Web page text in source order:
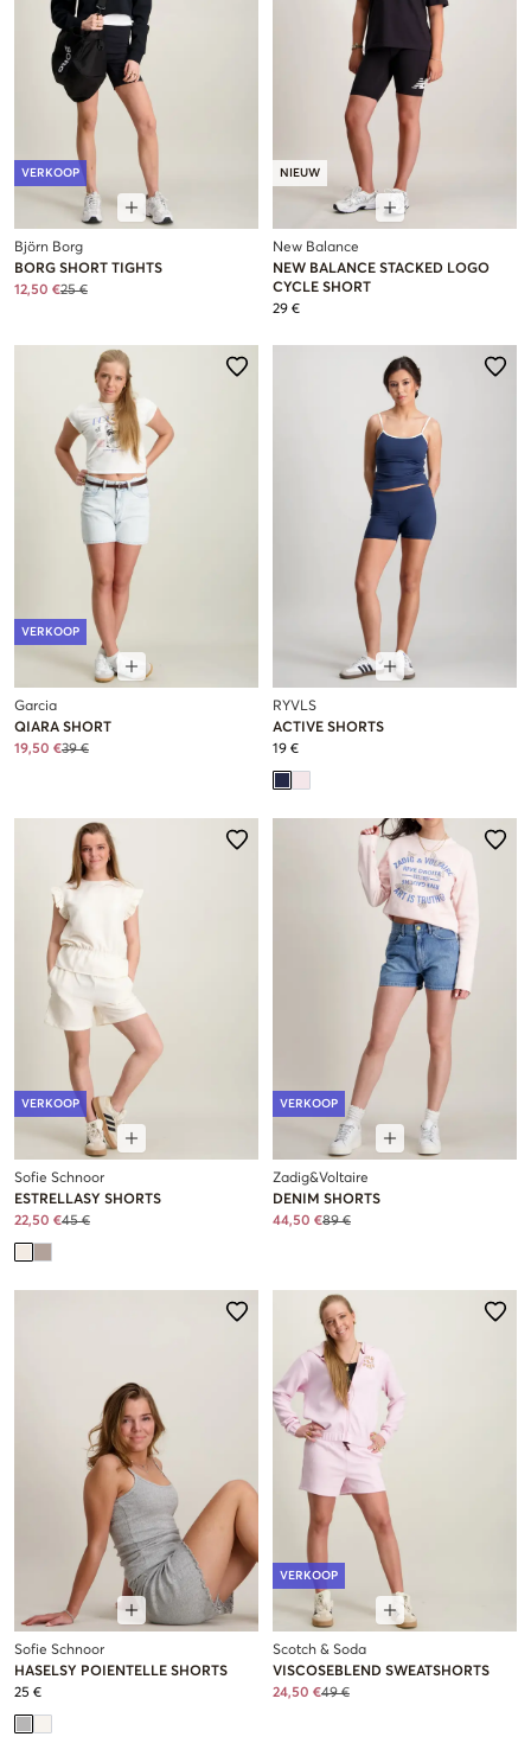
VERKOOP
Björn Borg
BORG SHORT TIGHTS
12,50 €25 €
NIEUW
New Balance
NEW BALANCE STACKED LOGO
CYCLE SHORT
29 €
VERKOOP
Garcia
QIARA SHORT
19,50 €39 €
RYVLS
ACTIVE SHORTS
19 €
VERKOOP
Sofie Schnoor
ESTRELLASY SHORTS
22,50 €45 €
VERKOOP
Zadig&Voltaire
DENIM SHORTS
44,50 €89 €
Sofie Schnoor
HASELSY POIENTELLE SHORTS
25 €
VERKOOP
Scotch & Soda
VISCOSEBLEND SWEATSHORTS
24,50 €49 €